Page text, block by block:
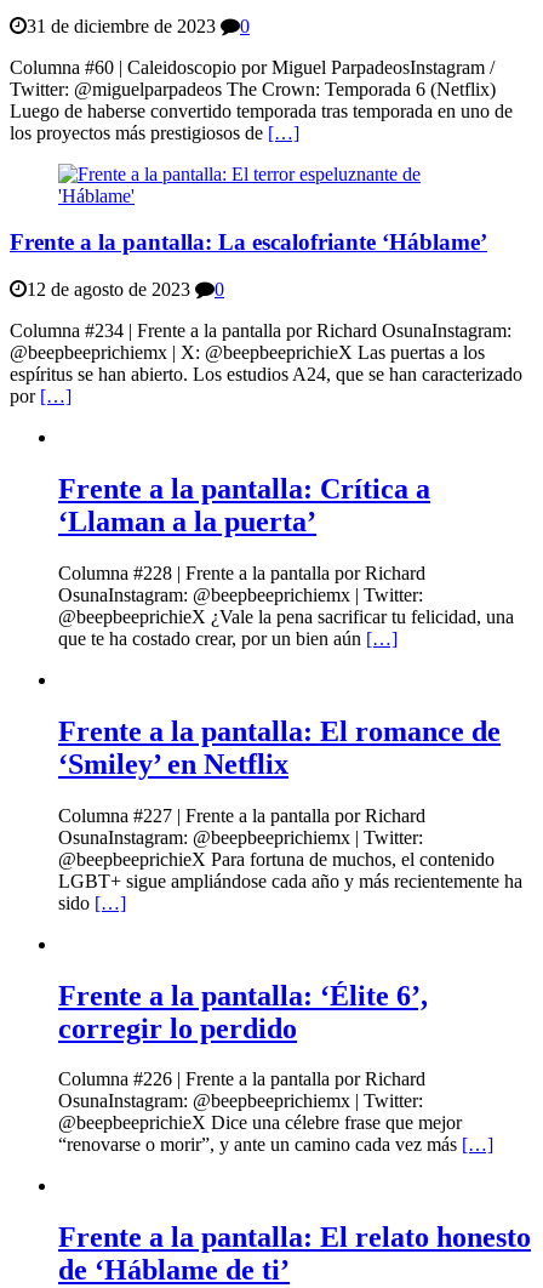
31 de diciembre de 2023
0
Columna #60 | Caleidoscopio por Miguel ParpadeosInstagram /
Twitter: @miguelparpadeos The Crown: Temporada 6 (Netflix)
Luego de haberse convertido temporada tras temporada en uno de
los proyectos más prestigiosos de […]
Frente a la pantalla: La escalofriante ‘Háblame’
12 de agosto de 2023
0
Columna #234 | Frente a la pantalla por Richard OsunaInstagram:
@beepbeeprichiemx | X: @beepbeeprichieX Las puertas a los
espíritus se han abierto. Los estudios A24, que se han caracterizado
por […]
Frente a la pantalla: Crítica a
‘Llaman a la puerta’
Columna #228 | Frente a la pantalla por Richard
OsunaInstagram: @beepbeeprichiemx | Twitter:
@beepbeeprichieX ¿Vale la pena sacrificar tu felicidad, una
que te ha costado crear, por un bien aún […]
Frente a la pantalla: El romance de
‘Smiley’ en Netflix
Columna #227 | Frente a la pantalla por Richard
OsunaInstagram: @beepbeeprichiemx | Twitter:
@beepbeeprichieX Para fortuna de muchos, el contenido
LGBT+ sigue ampliándose cada año y más recientemente ha
sido […]
Frente a la pantalla: ‘Élite 6’,
corregir lo perdido
Columna #226 | Frente a la pantalla por Richard
OsunaInstagram: @beepbeeprichiemx | Twitter:
@beepbeeprichieX Dice una célebre frase que mejor
“renovarse o morir”, y ante un camino cada vez más […]
Frente a la pantalla: El relato honesto
de ‘Háblame de ti’